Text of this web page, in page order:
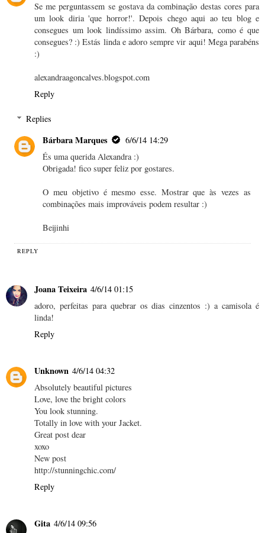
Se me perguntassem se gostava da combinação destas cores para
um look diria 'que horror!'. Depois chego aqui ao teu blog e
consegues um look lindíssimo assim. Oh Bárbara, como é que
consegues? :) Estás linda e adoro sempre vir aqui! Mega parabéns
:)
alexandraagoncalves.blogspot.com
Reply
Replies
Bárbara Marques
6/6/14 14:29
És uma querida Alexandra :)
Obrigada! fico super feliz por gostares.
O meu objetivo é mesmo esse. Mostrar que às vezes as
combinações mais improváveis podem resultar :)
Beijinhi
REPLY
Joana Teixeira 4/6/14 01:15
adoro, perfeitas para quebrar os dias cinzentos :) a camisola é
linda!
Reply
Unknown 4/6/14 04:32
Absolutely beautiful pictures
Love, love the bright colors
You look stunning.
Totally in love with your Jacket.
Great post dear
xoxo
New post
http://stunningchic.com/
Reply
Gita 4/6/14 09:56